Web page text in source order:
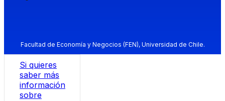
Facultad de Economía y Negocios (FEN), Universidad de Chile.
Si quieres
saber más
información
sobre